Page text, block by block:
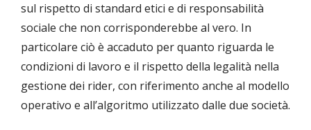
sul rispetto di standard etici e di responsabilità
sociale che non corrisponderebbe al vero. In
particolare ciò è accaduto per quanto riguarda le
condizioni di lavoro e il rispetto della legalità nella
gestione dei rider, con riferimento anche al modello
operativo e all’algoritmo utilizzato dalle due società.